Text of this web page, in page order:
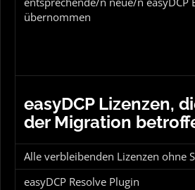
übernommen
easyDCP Lizenzen,
der Migration
Alle verbleibenden Lizenzen ohne
easyDCP Resolve Plugin